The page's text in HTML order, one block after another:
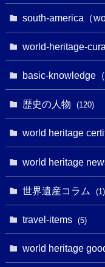
south-america（
world-heritage-
basic-knowledge
歴史の人物 (120)
world heritage
world heritage
世界遺産コラム (1)
travel-items (5)
world heritage